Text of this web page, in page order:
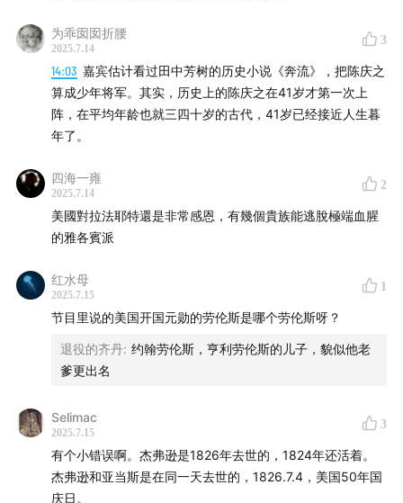
谈话中提到的公众人物/群体
拉法耶特侯爵（1757–1834）：18至19世纪法国政治、军
事人物，法国大革命时期君主立宪派代表人物，参与起草
法国《人权宣言》。1777年志愿参加美国独立战争，两次
乔治·华盛顿（1732–1799）：出身于英国移民家庭的美国
政治家，首任美国总统，美国开国元勋之一。
经济学家，美国开国元勋之一，美国宪法的起草人和签署
人之一。1804年死于与阿伦‧伯尔的决斗。
亨利·劳伦斯（1724–1792）：美国开国元勋，《邦联条
例》签署人之一。
詹姆斯·门罗（1758–1831）：美国第五任总统，最后一位
担任总统的美国开国元勋。
让-保尔·马拉（1743–1793）：法国大革命时期激进民主
为乖囡囡折腰
2025.7.14
3
14:03 嘉宾估计看过田中芳树的历史小说《奔流》，把陈庆之
算成少年将军。其实，历史上的陈庆之在41岁才第一次上
阵，在平均年龄也就三四十岁的古代，41岁已经接近人生暮
年了。
四海一雍
2025.7.14
2
美國對拉法耶特還是非常感恩，有幾個貴族能逃脫極端血腥
的雅各賓派
红水母
2025.7.15
1
节目里说的美国开国元勋的劳伦斯是哪个劳伦斯呀？
退役的齐丹: 约翰劳伦斯，亨利劳伦斯的儿子，貌似他老
爹更出名
Selimac
2025.7.15
3
有个小错误啊。杰弗逊是1826年去世的，1824年还活着。
杰弗逊和亚当斯是在同一天去世的，1826.7.4，美国50年国
庆日。